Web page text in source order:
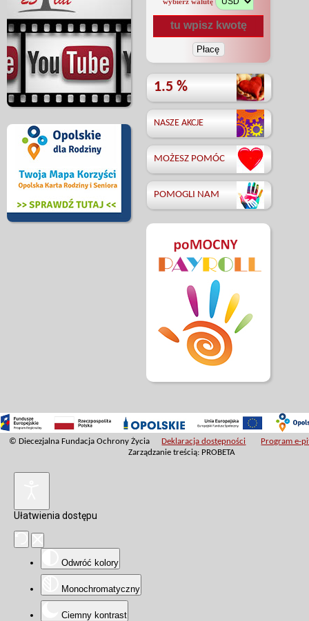
1.5 %
NASZE AKCJE
MOŻESZ POMÓC
POMOGLI NAM
© Diecezjalna Fundacja Ochrony Życia Deklaracja dostępności
Program e-
Zarządzanie treścią: PROBETA
Ułatwienia dostępu
Odwróć kolory
Monochromatyczny
Ciemny kontrast